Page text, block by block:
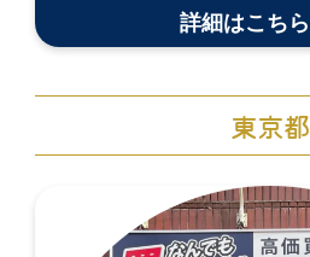
詳細はこちら
東京都